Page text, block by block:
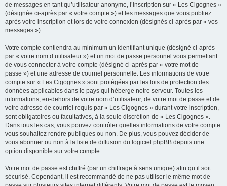
de messages en tant qu’utilisateur anonyme, l’inscription sur « Les Cigognes »
(désignée ci-après par « votre compte ») et les messages que vous publiez
après votre inscription et lors de votre connexion (désignés ci-après par « vos
messages »).
Votre compte contiendra au minimum un identifiant unique (désigné ci-après
par « votre nom d’utilisateur ») et un mot de passe personnel vous permettant
de vous connecter à votre compte (désigné ci-après par « votre mot de
passe ») et une adresse de courriel personnelle. Les informations de votre
compte sur « Les Cigognes » sont protégées par les lois de protection des
données applicables dans le pays qui héberge notre serveur. Toutes les
informations, en-dehors de votre nom d’utilisateur, de votre mot de passe et de
votre adresse de courriel requis par « Les Cigognes » durant votre inscription,
sont obligatoires ou facultatives, à la seule discrétion de « Les Cigognes ».
Dans tous les cas, vous pouvez contrôler quelles informations de votre compte
vous souhaitez rendre publiques ou non. De plus, vous pouvez décider de
vous abonner ou non à la liste de diffusion du logiciel phpBB depuis une
option disponible sur votre compte.
Votre mot de passe est chiffré (par un chiffrage à sens unique) afin qu’il soit
sécurisé. Cependant, il est recommandé de ne pas utiliser le même mot de